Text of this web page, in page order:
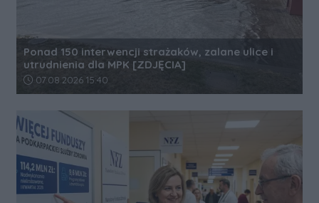
Ponad 150 interwencji strażaków, zalane ulice i
utrudnienia dla MPK [ZDJĘCIA]
Data dodania artykułu:
07.08.2026 15:40